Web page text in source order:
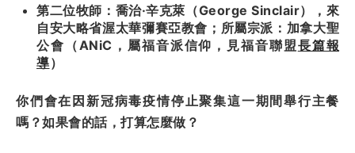
第二位牧師：喬治·辛克萊（George Sinclair），來
自安大略省渥太華彌賽亞教會；所屬宗派：加拿大聖
公會（ANiC，屬福音派信仰，見福音聯盟長篇報
導）
你們會在因新冠病毒疫情停止聚集這一期間舉行主餐
嗎？如果會的話，打算怎麼做？